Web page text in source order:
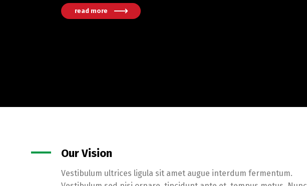
read more
Our Vision
Vestibulum ultrices ligula sit amet augue interdum fermentum.